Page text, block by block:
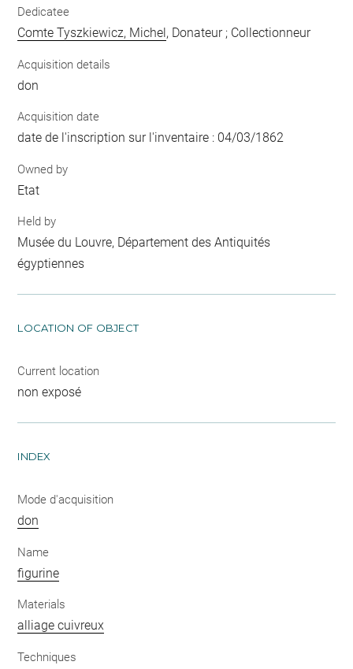
Dedicatee
Comte Tyszkiewicz, Michel, Donateur ; Collectionneur
Acquisition details
don
Acquisition date
date de l'inscription sur l'inventaire : 04/03/1862
Owned by
Etat
Held by
Musée du Louvre, Département des Antiquités
égyptiennes
LOCATION OF OBJECT
Current location
non exposé
INDEX
Mode d'acquisition
don
Name
figurine
Materials
alliage cuivreux
Techniques